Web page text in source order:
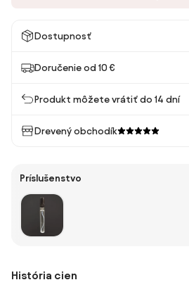
Dostupnosť
Doručenie od 10 €
Produkt môžete vrátiť do 14 dní
Drevený obchodík
Príslušenstvo
História cien